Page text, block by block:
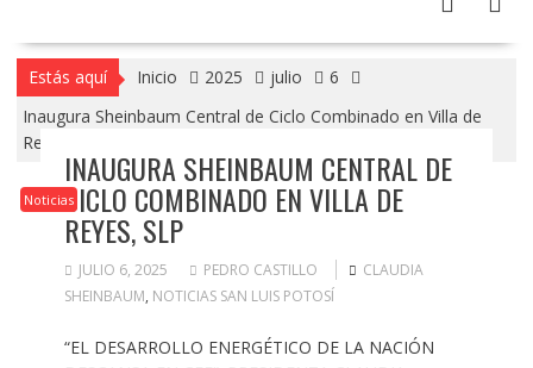
Estás aquí Inicio 2025 julio
6
Inaugura Sheinbaum Central de Ciclo Combinado en Villa de
Reyes, SLP
Noticias
INAUGURA SHEINBAUM CENTRAL DE
CICLO COMBINADO EN VILLA DE
REYES, SLP
JULIO 6, 2025 PEDRO CASTILLO
CLAUDIA
SHEINBAUM, NOTICIAS SAN LUIS POTOSÍ
“EL DESARROLLO ENERGÉTICO DE LA NACIÓN